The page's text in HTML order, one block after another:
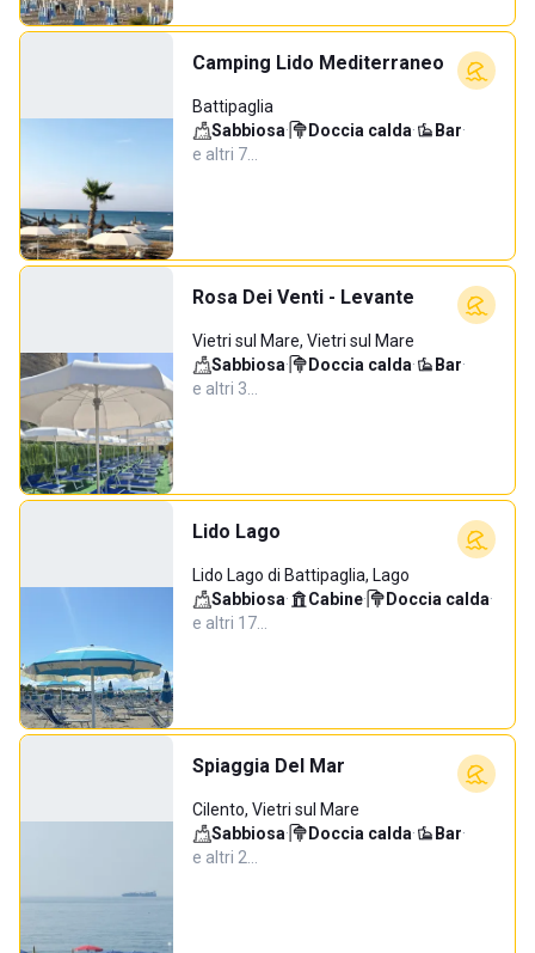
Camping Lido Mediterraneo
Battipaglia
Sabbiosa· Doccia calda· Bar·
e altri 7…
Rosa Dei Venti - Levante
Vietri sul Mare, Vietri sul Mare
Sabbiosa· Doccia calda· Bar·
e altri 3…
Lido Lago
Lido Lago di Battipaglia, Lago
Sabbiosa· Cabine· Doccia calda·
e altri 17…
Spiaggia Del Mar
Cilento, Vietri sul Mare
Sabbiosa· Doccia calda· Bar·
e altri 2…